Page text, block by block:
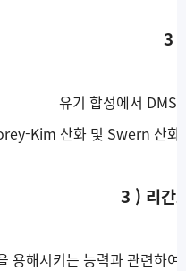
3
유기 합성에서
Kim 산화 및 Swern 산화
3 ) 리간
용해시키는 능력과 관련하